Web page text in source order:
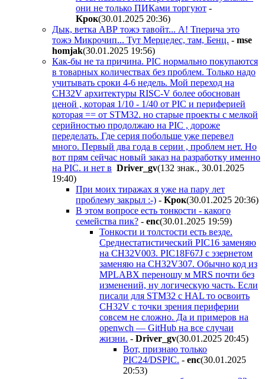
они не только ПИКами торгуют -
Kpoк(30.01.2025 20:36)
Дык, ветка АВР тожэ тавойт... А! Тперича это
тожэ Микрочип... Тут Мерцедес, там, Бенц. - mse
homjak(30.01.2025 19:56)
Как-бы не та причина. PIC нормально покупаются
в товарных количествах без проблем. Только надо
учитывать сроки 4-6 недель. Мой переход на
CH32V архитектуры RISC-V более обоснован
ценой , которая 1/10 - 1/40 от PIC и периферией
которая == от STM32. но старые проекты с мелкой
серийностью продолжаю на PIC , дороже
переделать. Где серия побольше уже перевел
много. Первый два года в серии , проблем нет. Но
вот прям сейчас новый заказ на разработку именно
на PIC. и нет в Driver_gv(132 знак., 30.01.2025
19:40)
При моих тиражах я уже на пару лет
проблему закрыл :-) - Kpoк(30.01.2025 20:36)
В этом вопросе есть тонкости - какого
семейства пик? - enc(30.01.2025 19:59)
Тонкости и толстости есть везде.
Среднестатистический PIC16 заменяю
на CH32V003. PIC18F67J с эзернетом
заменяю на СH32V307. Обычно код из
MPLABX переношу м MRS почти без
изменений, ну логическую часть. Если
писали для STM32 с HAL то освоить
CH32V с точки зрения периферии
совсем не сложно. Да и примеров на
openwch — GitHub на все случаи
жизни. - Driver_gv(30.01.2025 20:45)
Вот, признаю только
PIC24/DSPIC. - enc(30.01.2025
20:53)